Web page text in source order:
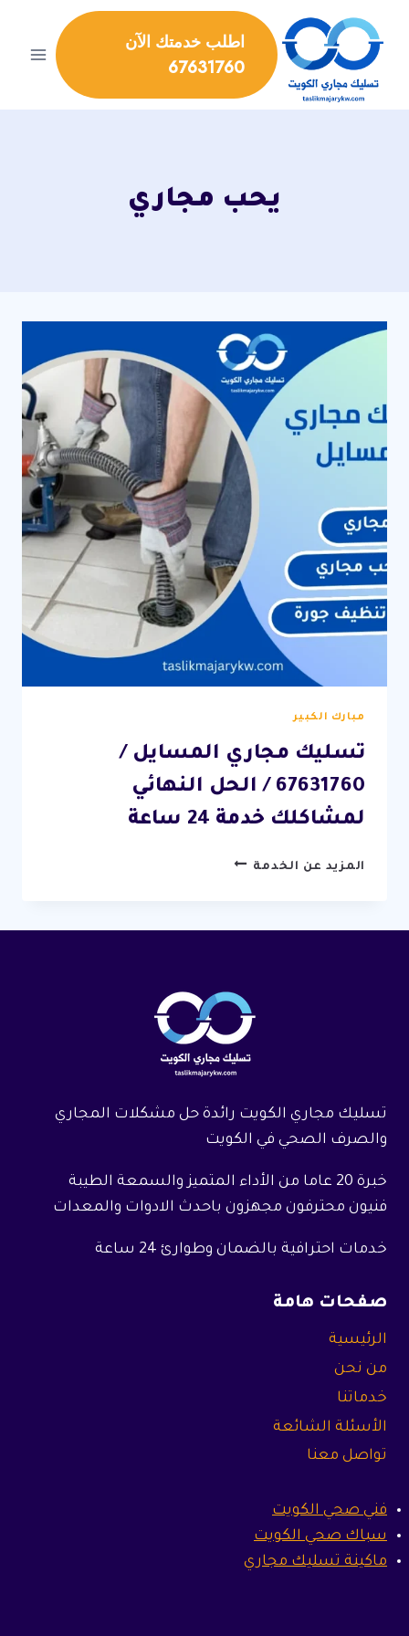
المحتوى
اطلب خدمتك الآن
67631760
يحب مجاري
مبارك الكبير
تسليك مجاري المسايل /
67631760 / الحل النهائي
لمشاكلك خدمة 24 ساعة
المزيد عن الخدمةتسليك
النهائي
لمشاكلك
خدمة
تسليك مجاري الكويت رائدة حل مشكلات المجاري
والصرف الصحي في الكويت
خبرة 20 عاما من الأداء المتميز والسمعة الطيبة
فنيون محترفون مجهزون باحدث الادوات والمعدات
خدمات احترافية بالضمان وطوارئ 24 ساعة
صفحات هامة
الرئيسية
من نحن
خدماتنا
الأسئلة الشائعة
تواصل معنا
فني صحي الكويت
سباك صحي الكويت
ماكينة تسليك مجاري